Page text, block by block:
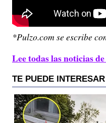
*Pulzo.com se escribe
Lee todas las noticias